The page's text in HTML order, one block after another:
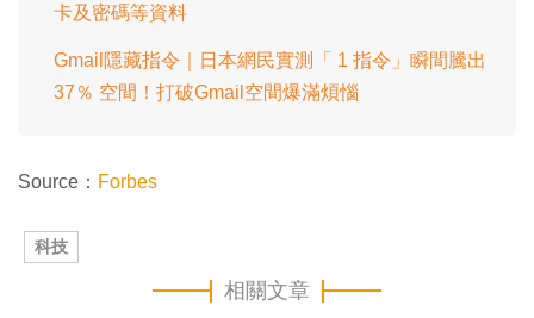
卡及密碼等資料
Gmail隱藏指令｜日本網民實測「 1 指令」瞬間騰出
37％ 空間！打破Gmail空間爆滿煩惱
Source： Forbes
科技
相關文章